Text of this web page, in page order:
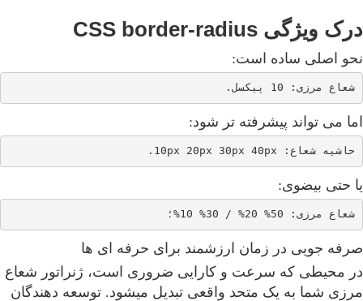
درک ویژگی CSS border-radius
نحو اصلی ساده است:
شعاع مرزی: 10 پیکسل.
اما می تواند پیشرفته تر شود:
حاشیه شعاع: 10px 20px 30px 40px.
یا حتی بیضوی:
شعاع مرزی: 50% 20% / 30% 10%؛
صرفه جویی در زمان ارزشمند برای حرفه ای ها
در محیطی که سرعت و کارایی ضروری است، ژنراتور شعاع
مرزی شما به یک متحد واقعی تبدیل میشود. توسعه دهندگان